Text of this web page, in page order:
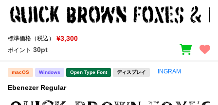
標準価格（税込） ¥3,300
ポイント 30pt
macOS Windows Open Type Font ディスプレイ INGRAM
Ebenezer Regular